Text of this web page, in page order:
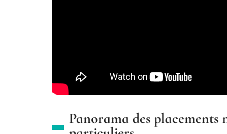
Panorama des placements